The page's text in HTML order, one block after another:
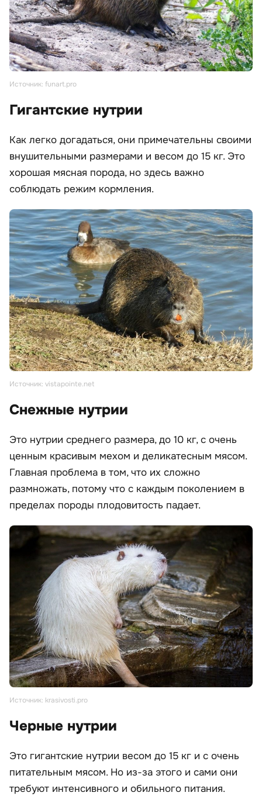
Источник: funart.pro
Гигантские нутрии
Как легко догадаться, они примечательны своими
внушительными размерами и весом до 15 кг. Это
хорошая мясная порода, но здесь важно
соблюдать режим кормления.
Источник: vistapointe.net
Снежные нутрии
Это нутрии среднего размера, до 10 кг, с очень
ценным красивым мехом и деликатесным мясом.
Главная проблема в том, что их сложно
размножать, потому что с каждым поколением в
пределах породы плодовитость падает.
Источник: krasivosti.pro
Черные нутрии
Это гигантские нутрии весом до 15 кг и с очень
питательным мясом. Но из-за этого и сами они
требуют интенсивного и обильного питания.